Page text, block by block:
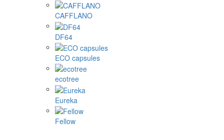
CAFFLANO
DF64
ECO capsules
ecotree
Eureka
Fellow